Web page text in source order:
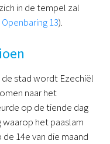
in de tempel zal
Openbaring 13).
de stad wordt Ezechiël
naar het
op de tiende dag
waarop het paaslam
14e van die maand